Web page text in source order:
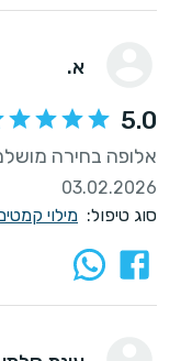
א.
5.0
אלופה בחירה
03.02.2026
סוג טיפול: מילוי